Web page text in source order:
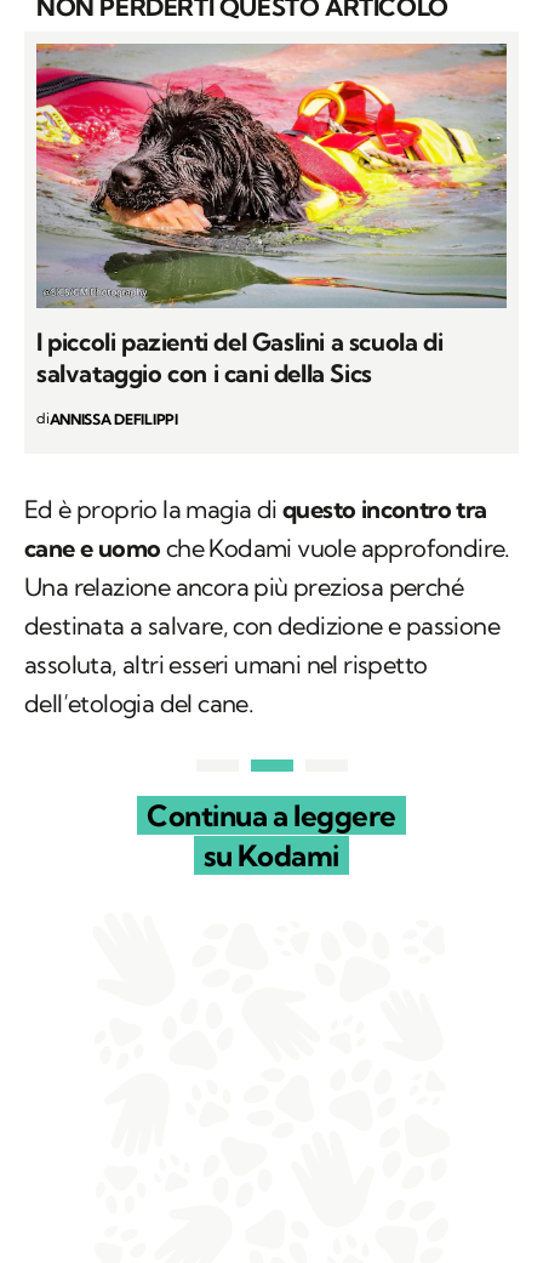
NON PERDERTI QUESTO ARTICOLO
I piccoli pazienti del Gaslini a scuola di
salvataggio con i cani della Sics
diANNISSA DEFILIPPI
Ed è proprio la magia di questo incontro tra
cane e uomo che Kodami vuole approfondire.
Una relazione ancora più preziosa perché
destinata a salvare, con dedizione e passione
assoluta, altri esseri umani nel rispetto
dell’etologia del cane.
Continua a leggere
su Kodami